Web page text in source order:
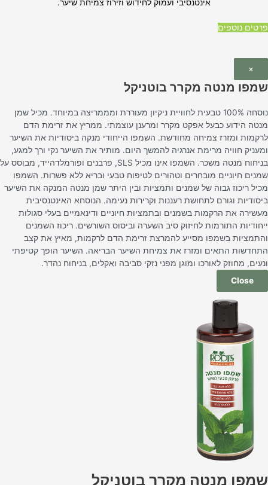
אינטנסיבי ועמוק לחידוש וזירוז צמיחת שיער.
פרטים נוספים
×
שמפו מנטה מקרר בוטניקל
נוסחה 100% טבעית לחוויית ניקיון מעוררת ומממריצה במיוחד. מכיל שמן
מנטה הידוע כבעל אפקט מקרר ומרענן עוצמתי. ממריץ את זרימת הדם
לרקמות ומזרז צמיחה מחודשת. השמפו הייחודי מנקה ביסודיות את השיער
ומעניק חוויה מרימת אנרגיה להמשך היום. מותיר את השיער נקי ורך למגע,
בניחוח מנטה משכר. השמפו אינו מכיל SLS, פרבנים ופורמלדהייד, מבוסס על
שמנים חיוניים מובחרים וטהורים לטיפוח טבעי ובריא ללא פשרות. השמפו
מכיל ריכוז גבוה של שמנים ותמציות ובין היתר שמן מנטה המנקה את השיער
ביסודיות וגורם לתחושת רעננות וקרירות נעימה. הנוסחא האינטנסיבית
מעשירה את הרקמות בשמנים ובתמציות חיוניים ודינאמיים בעלי סגולות
ייחודיות התורמות לחיזוק סיב השערה וביסוס השורשים. ריכוז השמנים
והתמציות בשמפו מסייע להמרצת זרימת הדם לרקמות, מאיץ את קצב
התחדשות התאים ומזרז את צמיחת השיער הבריאה. השיער הופך קטיפתי
ונעים, מחוזק לאורכו ומוגן מפני נזקי סביבה ואקלים, בניחוח נהדר.
Close
שמפו מנטה מקרר בוטניקל